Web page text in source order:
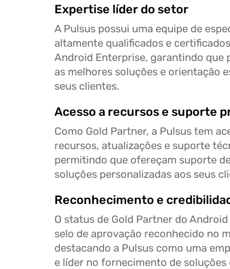
Expertise líder do setor
A Pulsus possui uma equipe de
altamente qualificados e
Android Enterprise, garantindo que
as melhores soluções e orientação
seus clientes.
Acesso a recursos e suporte
Como Gold Partner, a Pulsus tem
recursos, atualizações e suporte
permitindo que ofereçam suporte
soluções personalizadas aos seus
Reconhecimento e
O status de Gold Partner do
selo de aprovação reconhecido no
destacando a Pulsus como uma
e líder no fornecimento de soluções